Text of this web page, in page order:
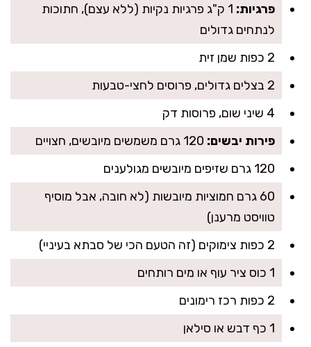
פרגיות:
1 ק"ג פרגיות נקיות (ללא עצם), חתוכות
לנתחים גדולים
2 כפות שמן זית
2 בצלים גדולים, פרוסים לחצי-טבעות
4 שיני שום, פרוסות דק
פירות יבשים:
120 גרם שזיפים מיובשים מגולענים
60 גרם חמוציות מיובשות (לא חובה, אבל מוסיף
טוויסט מרענן)
2 כפות צימוקים (זה הטעם הכי של סבתא בעיניי)
1 כוס ציר עוף או מים רותחים
2 כפות רכז רימונים
1 כף דבש או סילאן